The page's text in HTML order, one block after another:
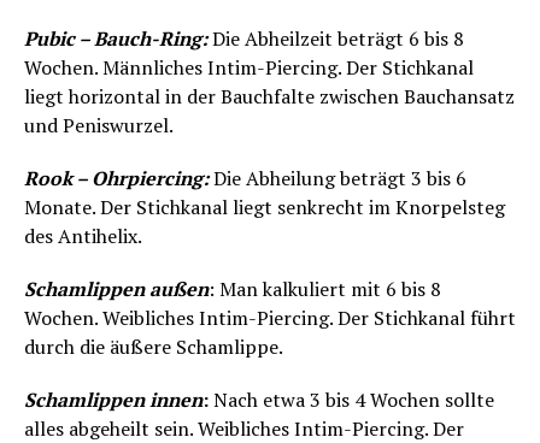
Pubic – Bauch-Ring:Die Abheilzeit beträgt 6 bis 8
Wochen. Männliches Intim-Piercing. Der Stichkanal
liegt horizontal in der Bauchfalte zwischen Bauchansatz
und Peniswurzel.
Rook – Ohrpiercing:Die Abheilung beträgt 3 bis 6
Monate. Der Stichkanal liegt senkrecht im Knorpelsteg
des Antihelix.
Schamlippen außen: Man kalkuliert mit 6 bis 8
Wochen. Weibliches Intim-Piercing. Der Stichkanal führt
durch die äußere Schamlippe.
Schamlippen innen:Nach etwa 3 bis 4 Wochen sollte
alles abgeheilt sein. Weibliches Intim-Piercing. Der